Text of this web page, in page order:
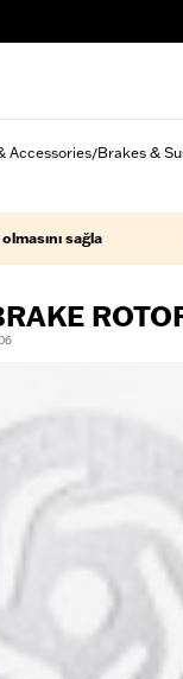
Accessories/Brakes &
sağla